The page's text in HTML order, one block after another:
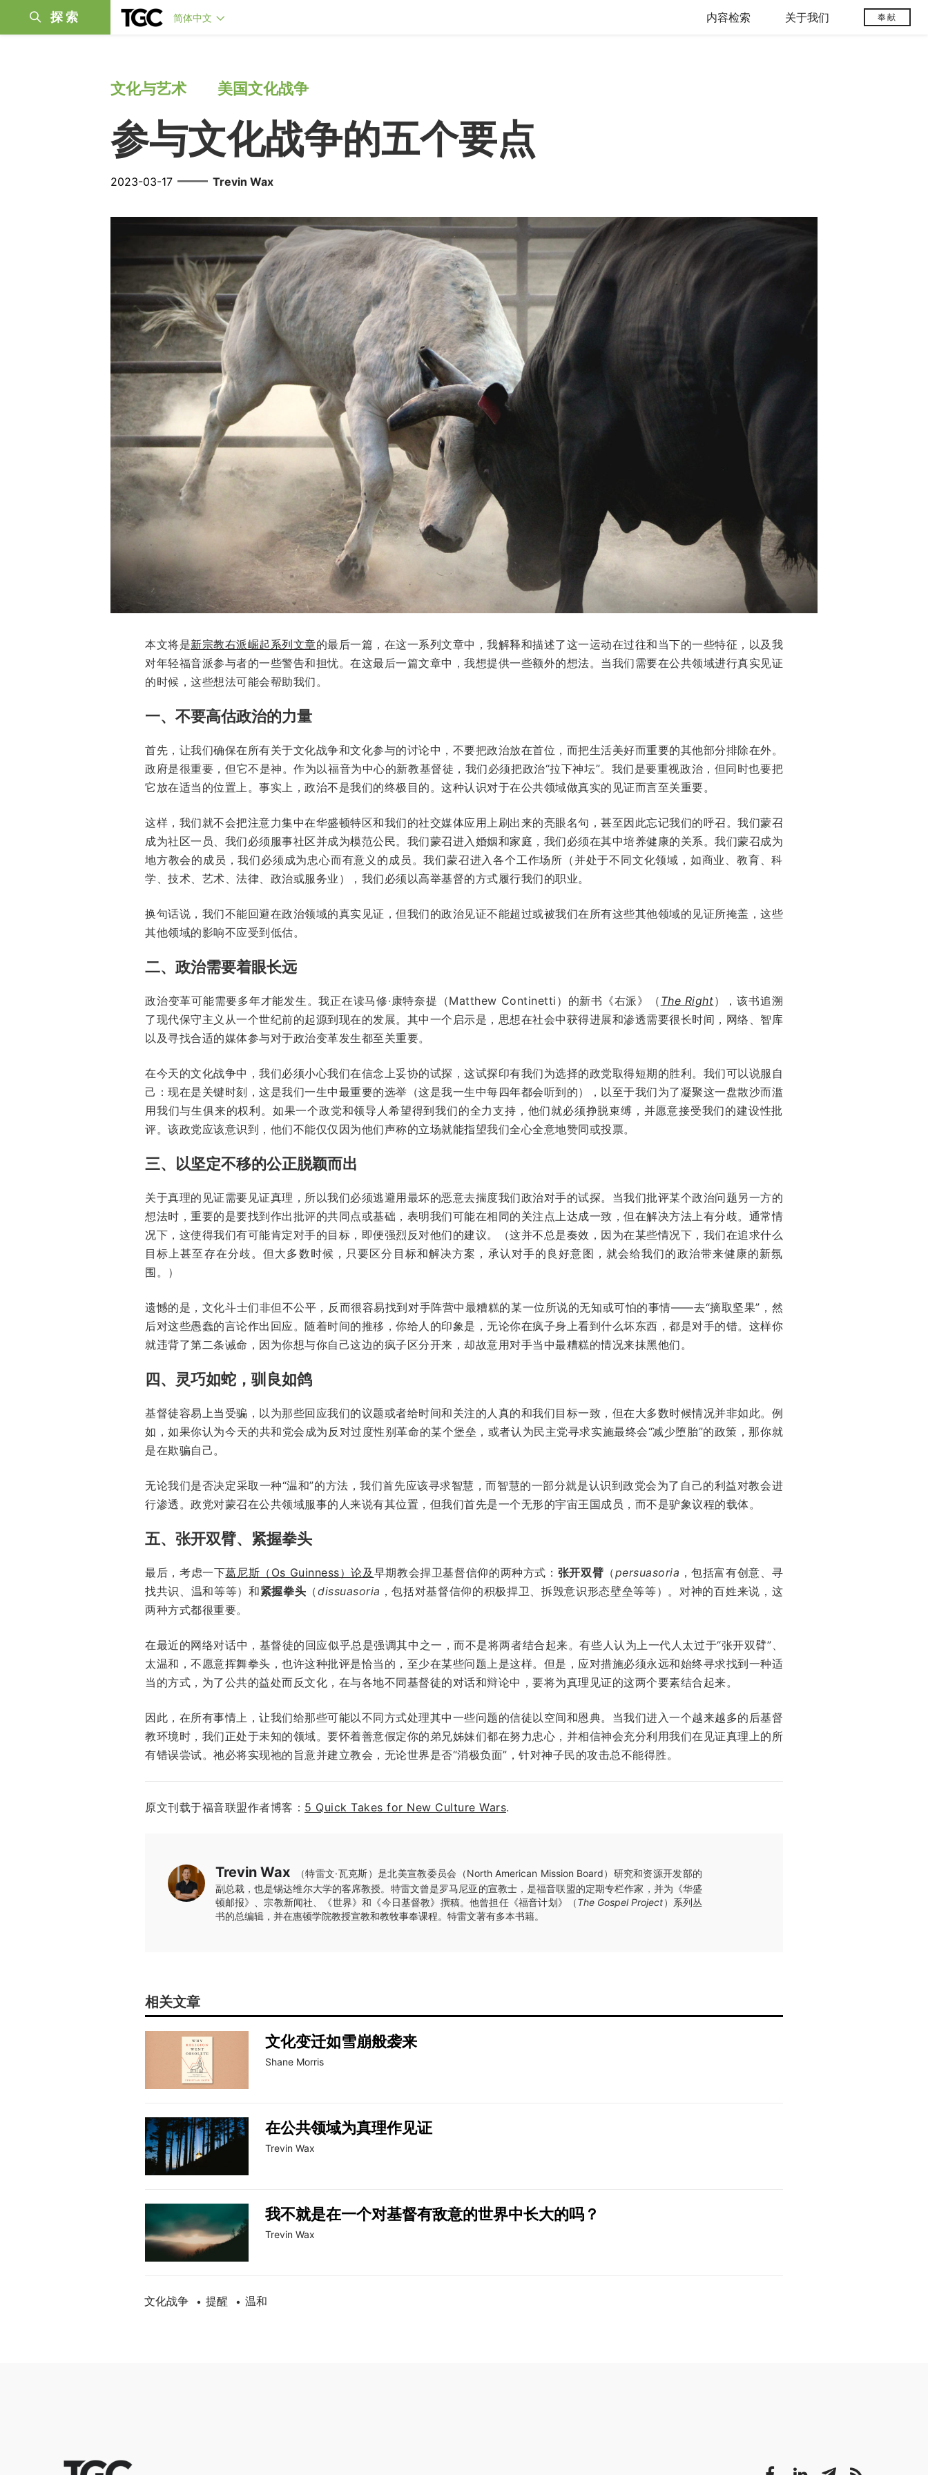
探索 简体中文 内容检索 关于我们 奉献
文化与艺术 美国文化战争
参与文化战争的五个要点
2023-03-17 —— Trevin Wax
本文将是新宗教右派崛起系列文章的最后一篇，在这一系列文章中，我解释和描述了这一运动在过往和当下的一些特征，以及我
对年轻福音派参与者的一些警告和担忧。在这最后一篇文章中，我想提供一些额外的想法。当我们需要在公共领域进行真实见证
的时候，这些想法可能会帮助我们。
一、不要高估政治的力量
首先，让我们确保在所有关于文化战争和文化参与的讨论中，不要把政治放在首位，而把生活美好而重要的其他部分排除在外。
政府是很重要，但它不是神。作为以福音为中心的新教基督徒，我们必须把政治“拉下神坛”。我们是要重视政治，但同时也要把
它放在适当的位置上。事实上，政治不是我们的终极目的。这种认识对于在公共领域做真实的见证而言至关重要。
这样，我们就不会把注意力集中在华盛顿特区和我们的社交媒体应用上刷出来的亮眼名句，甚至因此忘记我们的呼召。我们蒙召
成为社区一员、我们必须服事社区并成为模范公民。我们蒙召进入婚姻和家庭，我们必须在其中培养健康的关系。我们蒙召成为
地方教会的成员，我们必须成为忠心而有意义的成员。我们蒙召进入各个工作场所（并处于不同文化领域，如商业、教育、科
学、技术、艺术、法律、政治或服务业），我们必须以高举基督的方式履行我们的职业。
换句话说，我们不能回避在政治领域的真实见证，但我们的政治见证不能超过或被我们在所有这些其他领域的见证所掩盖，这些
其他领域的影响不应受到低估。
二、政治需要着眼长远
政治变革可能需要多年才能发生。我正在读马修·康特奈提（Matthew Continetti）的新书《右派》（ The Right），该书追溯
了现代保守主义从一个世纪前的起源到现在的发展。其中一个启示是，思想在社会中获得进展和渗透需要很长时间，网络、智库
以及寻找合适的媒体参与对于政治变革发生都至关重要。
在今天的文化战争中，我们必须小心我们在信念上妥协的试探，这试探印有我们为选择的政党取得短期的胜利。我们可以说服自
己：现在是关键时刻，这是我们一生中最重要的选举（这是我一生中每四年都会听到的），以至于我们为了凝聚这一盘散沙而滥
用我们与生俱来的权利。如果一个政党和领导人希望得到我们的全力支持，他们就必须挣脱束缚，并愿意接受我们的建设性批
评。该政党应该意识到，他们不能仅仅因为他们声称的立场就能指望我们全心全意地赞同或投票。
三、以坚定不移的公正脱颖而出
关于真理的见证需要见证真理，所以我们必须逃避用最坏的恶意去揣度我们政治对手的试探。当我们批评某个政治问题另一方的
想法时，重要的是要找到作出批评的共同点或基础，表明我们可能在相同的关注点上达成一致，但在解决方法上有分歧。通常情
况下，这使得我们有可能肯定对手的目标，即便强烈反对他们的建议。（这并不总是奏效，因为在某些情况下，我们在追求什么
目标上甚至存在分歧。但大多数时候，只要区分目标和解决方案，承认对手的良好意图，就会给我们的政治带来健康的新氛
围。）
遗憾的是，文化斗士们非但不公平，反而很容易找到对手阵营中最糟糕的某一位所说的无知或可怕的事情——去“摘取坚果”，然
后对这些愚蠢的言论作出回应。随着时间的推移，你给人的印象是，无论你在疯子身上看到什么坏东西，都是对手的错。这样你
就违背了第二条诫命，因为你想与你自己这边的疯子区分开来，却故意用对手当中最糟糕的情况来抹黑他们。
四、灵巧如蛇，驯良如鸽
基督徒容易上当受骗，以为那些回应我们的议题或者给时间和关注的人真的和我们目标一致，但在大多数时候情况并非如此。例
如，如果你认为今天的共和党会成为反对过度性别革命的某个堡垒，或者认为民主党寻求实施最终会“减少堕胎”的政策，那你就
是在欺骗自己。
无论我们是否决定采取一种“温和”的方法，我们首先应该寻求智慧，而智慧的一部分就是认识到政党会为了自己的利益对教会进
行渗透。政党对蒙召在公共领域服事的人来说有其位置，但我们首先是一个无形的宇宙王国成员，而不是驴象议程的载体。
五、张开双臂、紧握拳头
最后，考虑一下葛尼斯（Os Guinness）论及 早期教会捍卫基督信仰的两种方式： 张开双臂 （persuasoria ，包括富有创意、寻
找共识、温和等等）和紧握拳头 （dissuasoria ，包括对基督信仰的积极捍卫、拆毁意识形态壁垒等等）。对神的百姓来说，这
两种方式都很重要。
在最近的网络对话中，基督徒的回应似乎总是强调其中之一，而不是将两者结合起来。有些人认为上一代人太过于“张开双臂”、
太温和，不愿意挥舞拳头，也许这种批评是恰当的，至少在某些问题上是这样。但是，应对措施必须永远和始终寻求找到一种适
当的方式，为了公共的益处而反文化，在与各地不同基督徒的对话和辩论中，要将为真理见证的这两个要素结合起来。
因此，在所有事情上，让我们给那些可能以不同方式处理其中一些问题的信徒以空间和恩典。当我们进入一个越来越多的后基督
教环境时，我们正处于未知的领域。要怀着善意假定你的弟兄姊妹们都在努力忠心，并相信神会充分利用我们在见证真理上的所
有错误尝试。祂必将实现祂的旨意并建立教会，无论世界是否“消极负面”，针对神子民的攻击总不能得胜。
原文刊载于福音联盟作者博客： 5 Quick Takes for New Culture Wars.
Trevin Wax
（特雷文·瓦克斯）是北美宣教委员会（North American Mission Board）研究和资源开发部的
副总裁，也是锡达维尔大学的客席教授。特雷文曾是罗马尼亚的宣教士，是福音联盟的定期专栏作家，并为《华盛
顿邮报》、宗教新闻社、《世界》和《今日基督教》撰稿。他曾担任《福音计划》（The Gospel Project）系列丛
书的总编辑，并在惠顿学院教授宣教和教牧事奉课程。特雷文著有多本书籍。
相关文章
文化变迁如雪崩般袭来
Shane Morris
在公共领域为真理作见证
Trevin Wax
我不就是在一个对基督有敌意的世界中长大的吗？
Trevin Wax
文化战争 • 提醒 • 温和